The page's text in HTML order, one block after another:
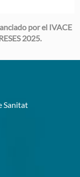
por el IVACE
2025.
Sanitat